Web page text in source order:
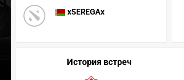
xSEREGAx
История встреч